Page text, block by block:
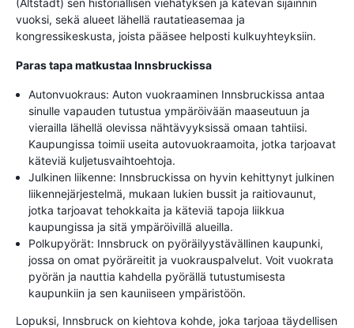
(Altstadt) sen historiallisen viehätyksen ja kätevän sijainnin
vuoksi, sekä alueet lähellä rautatieasemaa ja
kongressikeskusta, joista pääsee helposti kulkuyhteyksiin.
Paras tapa matkustaa Innsbruckissa
Autonvuokraus: Auton vuokraaminen Innsbruckissa antaa
sinulle vapauden tutustua ympäröivään maaseutuun ja
vierailla lähellä olevissa nähtävyyksissä omaan tahtiisi.
Kaupungissa toimii useita autovuokraamoita, jotka tarjoavat
käteviä kuljetusvaihtoehtoja.
Julkinen liikenne: Innsbruckissa on hyvin kehittynyt julkinen
liikennejärjestelmä, mukaan lukien bussit ja raitiovaunut,
jotka tarjoavat tehokkaita ja käteviä tapoja liikkua
kaupungissa ja sitä ympäröivillä alueilla.
Polkupyörät: Innsbruck on pyöräilyystävällinen kaupunki,
jossa on omat pyöräreitit ja vuokrauspalvelut. Voit vuokrata
pyörän ja nauttia kahdella pyörällä tutustumisesta
kaupunkiin ja sen kauniiseen ympäristöön.
Lopuksi, Innsbruck on kiehtova kohde, joka tarjoaa täydellisen